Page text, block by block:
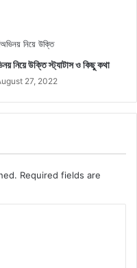
নিয়ে উক্তি স্ট্যাটাস ও কিছু কথা
27, 2022
Required fields are